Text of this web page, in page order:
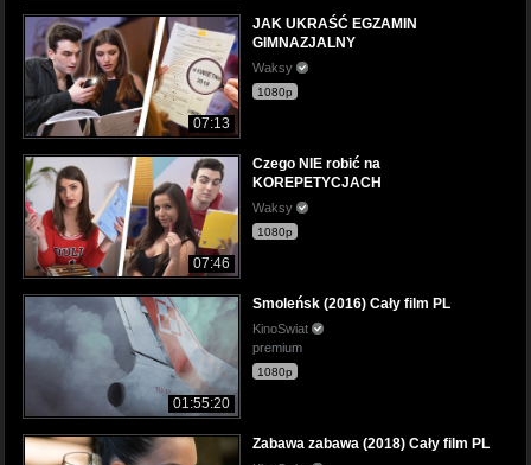
07:13
JAK UKRAŚĆ EGZAMIN
GIMNAZJALNY
Waksy
1080p
07:46
Czego NIE robić na
KOREPETYCJACH
Waksy
1080p
01:55:20
Smoleńsk (2016) Cały film PL
KinoSwiat
premium
1080p
Zabawa zabawa (2018) Cały film PL